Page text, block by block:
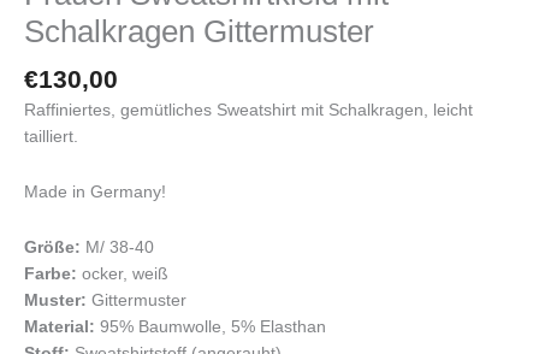
Schalkragen Gittermuster
€130,00
Raffiniertes, gemütliches Sweatshirt mit Schalkragen, leicht
tailliert.
Made in Germany!
Größe: M/ 38-40
Farbe: ocker, weiß
Muster: Gittermuster
Material: 95% Baumwolle, 5% Elasthan